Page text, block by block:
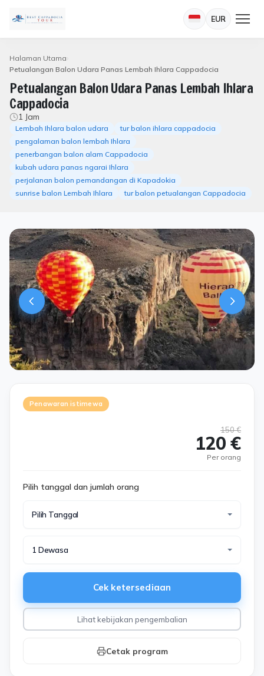
EUR
Halaman Utama
Petualangan Balon Udara Panas Lembah Ihlara Cappadocia
Petualangan Balon Udara Panas Lembah Ihlara
Cappadocia
1 Jam
Lembah Ihlara balon udara
tur balon ihlara cappadocia
pengalaman balon lembah Ihlara
penerbangan balon alam Cappadocia
kubah udara panas ngarai Ihlara
perjalanan balon pemandangan di Kapadokia
sunrise balon Lembah Ihlara
tur balon petualangan Cappadocia
Penawaran istimewa
150 €
120 €
Per orang
Pilih tanggal dan jumlah orang
Pilih Tanggal
1 Dewasa
Cek ketersediaan
Lihat kebijakan pengembalian
Cetak program